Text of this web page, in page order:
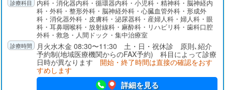
内科・消化器内科・循環器内科・小児科・精神科・脳神経内
科・外科・整形外科・脳神経外科・心臓血管外科・形成外
科・消化器外科・皮膚科・泌尿器科・産婦人科・婦人科・眼
科・耳鼻咽喉科・放射線科・麻酔科・リハビリ科・歯科口腔
外科・救急・人間ドック・集中治療室
月火水木金 08:30〜11:30 土・日・祝休診 原則､紹介
予約制(地域医療機関からのFAX予約) 科目によって診療
日時が異なります 開始・終了時間は直接の確認をおす
すめします
詳細を見る